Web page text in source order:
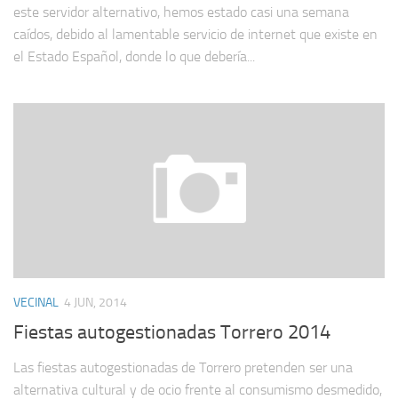
este servidor alternativo, hemos estado casi una semana
caídos, debido al lamentable servicio de internet que existe en
el Estado Español, donde lo que debería...
VECINAL 4 JUN, 2014
Fiestas autogestionadas Torrero 2014
Las fiestas autogestionadas de Torrero pretenden ser una
alternativa cultural y de ocio frente al consumismo desmedido,